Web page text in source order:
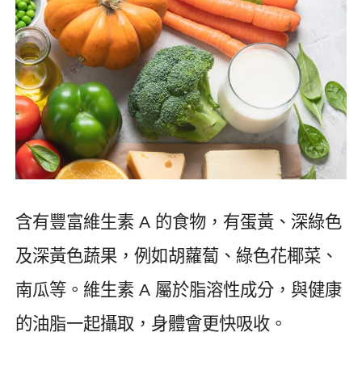
含有豐富維生素 A 的食物，有蛋黃、深綠色
及深黃色蔬果，例如胡蘿蔔、綠色花椰菜、
南瓜等。維生素 A 屬於脂溶性成分，與健康
的油脂一起攝取，身體會更快吸收。